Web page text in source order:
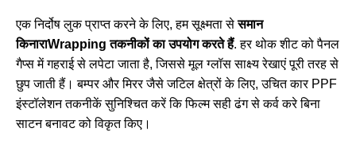
एक निर्दोष लुक प्राप्त करने के लिए, हम सूक्ष्मता सेसमान
किनाराWrapping तकनीकों का उपयोग करते हैं. हर थोक शीट को पैनल
गैप्स में गहराई से लपेटा जाता है, जिससे मूल ग्लॉस साक्ष्य रेखाएं पूरी तरह से
छुप जाती हैं। बम्पर और मिरर जैसे जटिल क्षेत्रों के लिए, उचितकार PPF
इंस्टॉलेशन तकनीकेंसुनिश्चित करें कि फिल्म सही ढंग से कर्व करे बिना
साटन बनावट को विकृत किए।